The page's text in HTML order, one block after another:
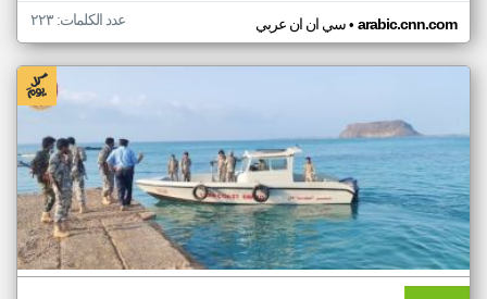
سي ان ان عربي• arabic.cnn.com عدد الكلمات: ٢٢٣